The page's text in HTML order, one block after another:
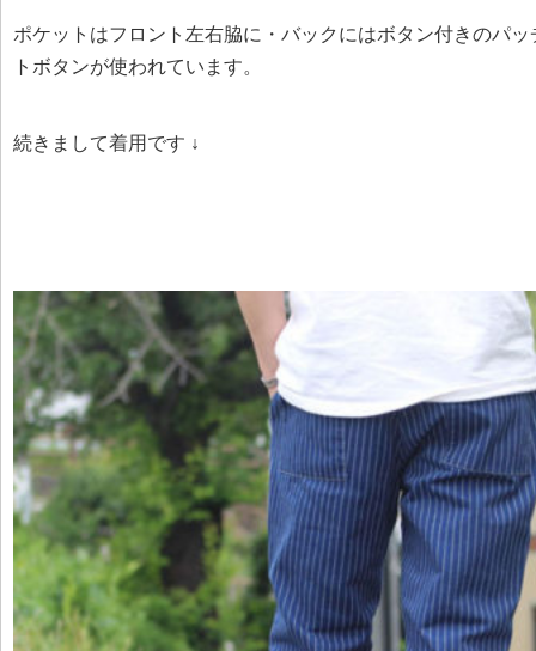
ポケットはフロント左右脇に・バックにはボタン付きのパ
トボタンが使われています。
続きまして着用です ↓